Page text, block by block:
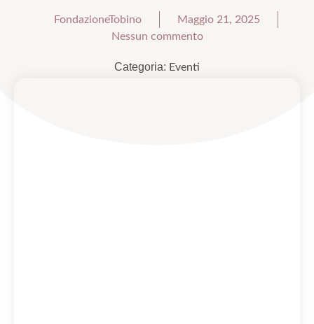
FondazioneTobino
Maggio 21, 2025
Nessun commento
Categoria: Eventi